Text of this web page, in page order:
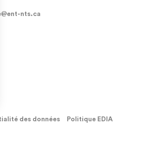
nts.ca
des données Politique EDIA